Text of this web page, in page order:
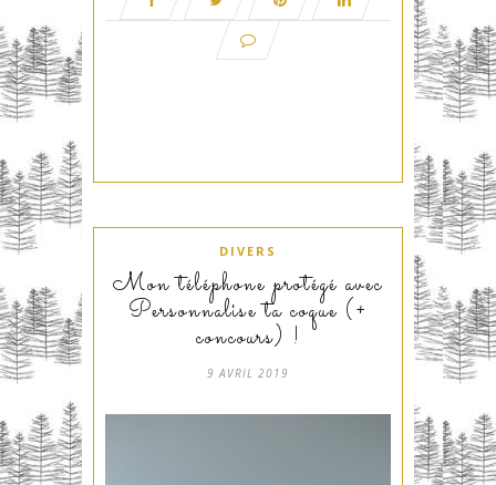
DIVERS
Mon téléphone protégé avec
Personnalise ta coque (+
concours) !
9 AVRIL 2019